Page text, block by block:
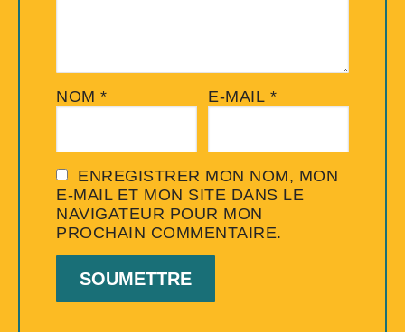
NOM * E-MAIL *
ENREGISTRER MON NOM, MON
E-MAIL ET MON SITE DANS LE
NAVIGATEUR POUR MON
PROCHAIN COMMENTAIRE.